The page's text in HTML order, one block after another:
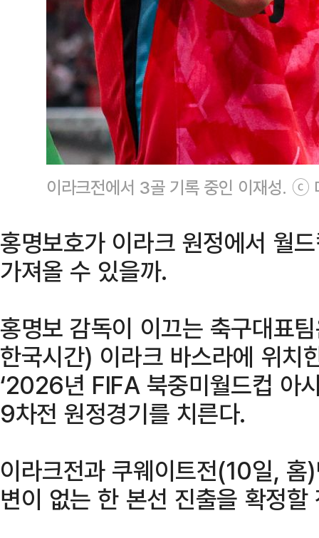
이라크전에서 3골 기록 중인 이재성. ⓒ
홍명보호가 이라크 원정에서 월
가져올 수 있을까.
홍명보 감독이 이끄는 축구대표
한국시간) 이라크 바스라에 위치
‘2026년 FIFA 북중미월드컵 아
9차전 원정경기를 치른다.
이라크전과 쿠웨이트전(10일,
변이 없는 한 본선 진출을 확정할